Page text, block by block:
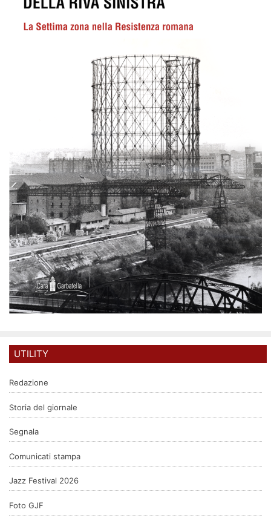
UTILITY
Redazione
Storia del giornale
Segnala
Comunicati stampa
Jazz Festival 2026
Foto GJF